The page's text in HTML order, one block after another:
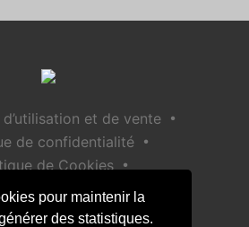
pour maintenir la
des statistiques.
et de vente •
de confidentialité •
de Cookies •
sécurité des enfants
Aide / Contact